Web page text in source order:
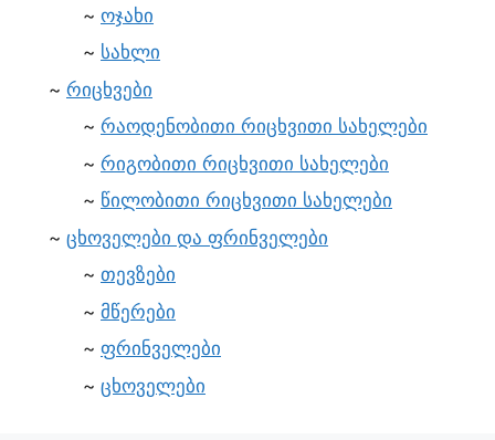
ოჯახი
სახლი
რიცხვები
რაოდენობითი რიცხვითი სახელები
რიგობითი რიცხვითი სახელები
წილობითი რიცხვითი სახელები
ცხოველები და ფრინველები
თევზები
მწერები
ფრინველები
ცხოველები